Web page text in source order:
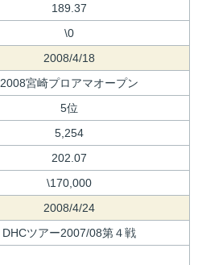
189.37
\0
2008/4/18
2008宮崎プロアマオープン
5位
5,254
202.07
\170,000
2008/4/24
DHCツアー2007/08第４戦